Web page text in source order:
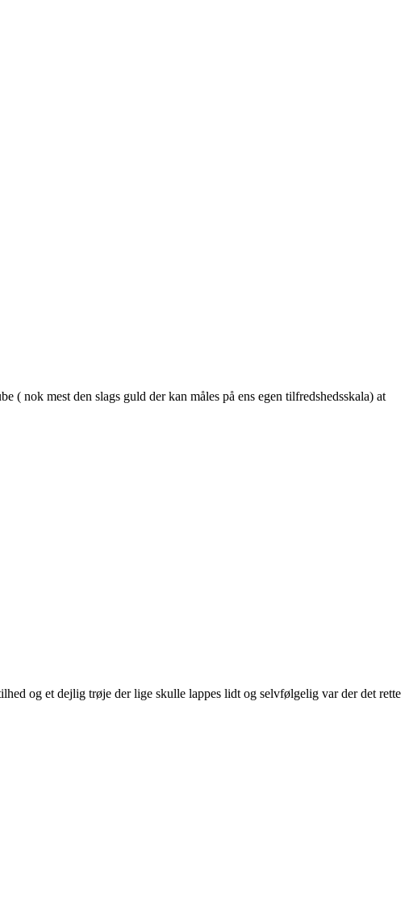
( nok mest den slags guld der kan måles på ens egen tilfredshedsskala) at
og et dejlig trøje der lige skulle lappes lidt og selvfølgelig var der det rette